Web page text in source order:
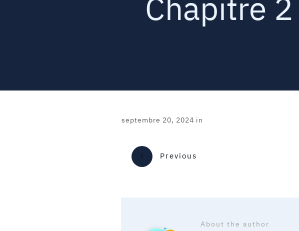
Chapitre
septembre 20, 2024 in
Previous
About the author